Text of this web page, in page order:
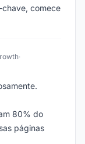
comece
·
80% do
páginas